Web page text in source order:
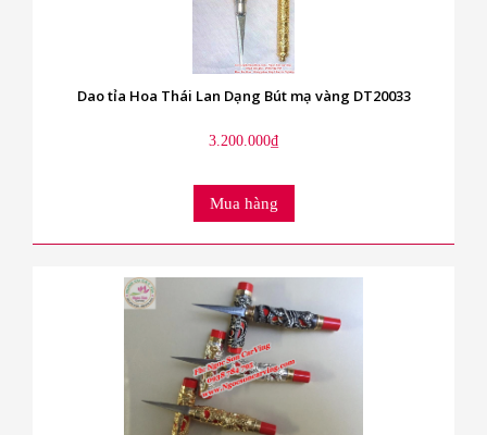
Dao tỉa Hoa Thái Lan Dạng Bút mạ vàng DT20033
3.200.000₫
Mua hàng